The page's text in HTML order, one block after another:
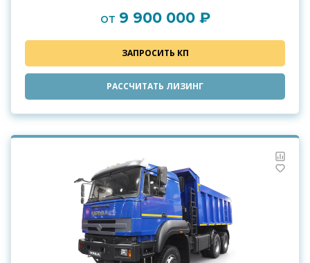
от 9 900 000 ₽
ЗАПРОСИТЬ КП
РАССЧИТАТЬ ЛИЗИНГ